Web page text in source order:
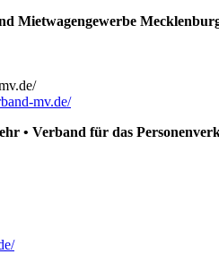
Mietwagengewerbe
mv.de/
• Verband für das